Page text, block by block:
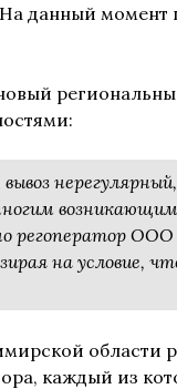
данный
регоператор
на условие,
области
каждый из